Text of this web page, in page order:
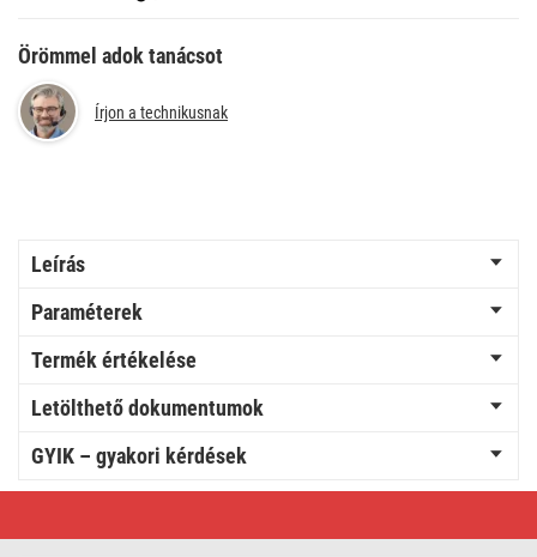
Örömmel adok tanácsot
Írjon a technikusnak
Leírás
Paraméterek
Termék értékelése
Letölthető dokumentumok
GYIK – gyakori kérdések